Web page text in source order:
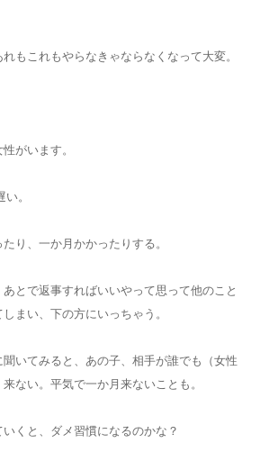
もこれもやらなきゃならなくなって大変。
がいます。
。
り、一か月かかったりする。
とで返事すればいいやって思って他のこと
まい、下の方にいっちゃう。
いてみると、あの子、相手が誰でも（女性
ない。平気で一か月来ないことも。
くと、ダメ習慣になるのかな？